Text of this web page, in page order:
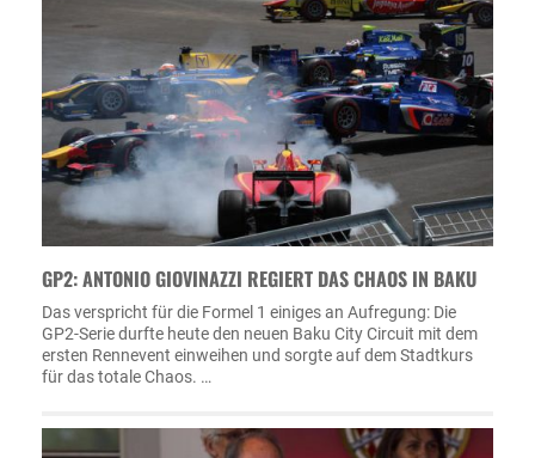
GP2: ANTONIO GIOVINAZZI REGIERT DAS CHAOS IN BAKU
Das verspricht für die Formel 1 einiges an Aufregung: Die
GP2-Serie durfte heute den neuen Baku City Circuit mit dem
ersten Rennevent einweihen und sorgte auf dem Stadtkurs
für das totale Chaos. …